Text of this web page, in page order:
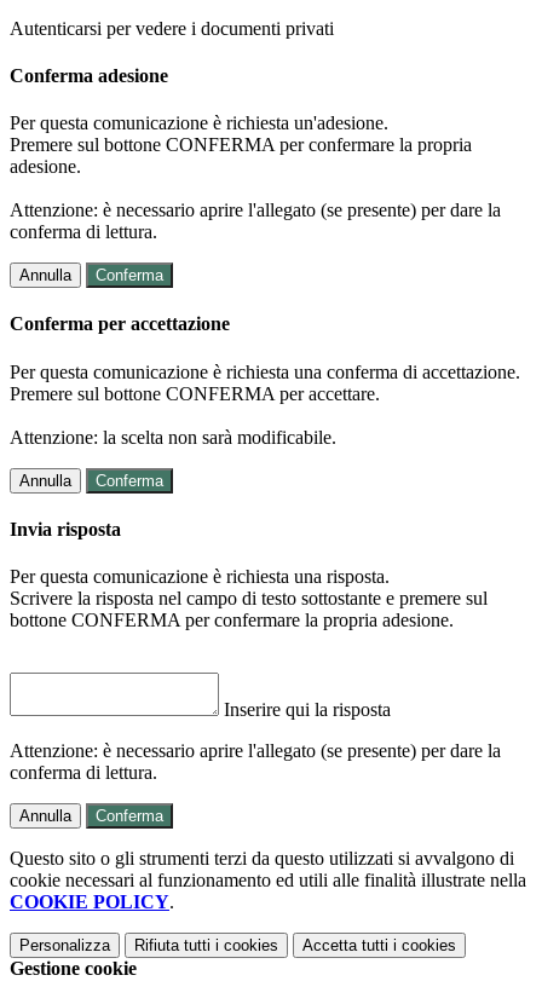
Autenticarsi per vedere i documenti privati
Conferma adesione
Per questa comunicazione è richiesta un'adesione.
Premere sul bottone CONFERMA per confermare la propria
adesione.
Attenzione: è necessario aprire l'allegato (se presente) per dare la
conferma di lettura.
Annulla Conferma
Conferma per accettazione
Per questa comunicazione è richiesta una conferma di accettazione.
Premere sul bottone CONFERMA per accettare.
Attenzione: la scelta non sarà modificabile.
Annulla Conferma
Invia risposta
Per questa comunicazione è richiesta una risposta.
Scrivere la risposta nel campo di testo sottostante e premere sul
bottone CONFERMA per confermare la propria adesione.
Inserire qui la risposta
Attenzione: è necessario aprire l'allegato (se presente) per dare la
conferma di lettura.
Annulla Conferma
Questo sito o gli strumenti terzi da questo utilizzati si avvalgono di
cookie necessari al funzionamento ed utili alle finalità illustrate nella
COOKIE POLICY.
Personalizza Rifiuta tutti i cookies Accetta tutti i cookies
Gestione cookie